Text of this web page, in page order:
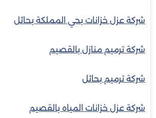
شركة عزل خزانات بحي المملكة بحائل
شركة ترميم منازل بالقصيم
شركة ترميم بحائل
شركة عزل خزانات المياه بالقصيم